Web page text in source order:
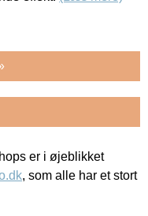
er i øjeblikket
, som alle har et stort